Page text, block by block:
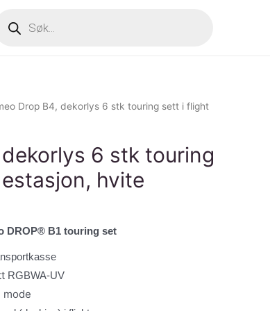
search
Drop B4, dekorlys 6 stk touring sett i flight
6 stk touring
hvite
DROP® B1 touring set
RGBWA-UV
mode